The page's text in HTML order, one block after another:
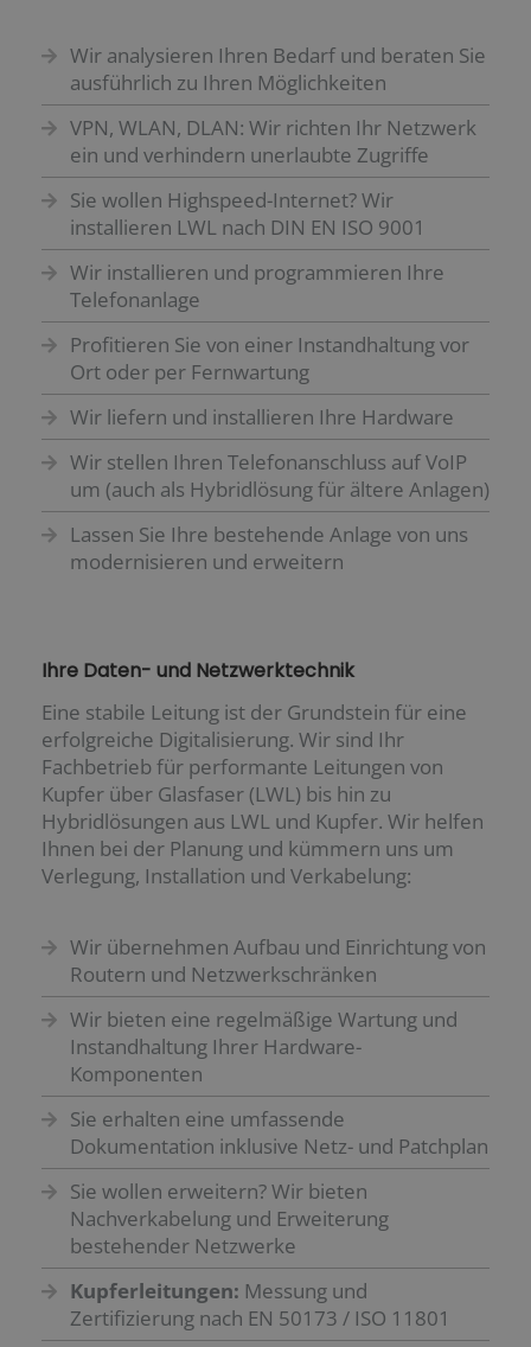
Wir analysieren Ihren Bedarf und beraten Sie
ausführlich zu Ihren Möglichkeiten
VPN, WLAN, DLAN: Wir richten Ihr Netzwerk
ein und verhindern unerlaubte Zugriffe
Sie wollen Highspeed-Internet? Wir
installieren LWL nach DIN EN ISO 9001
Wir installieren und programmieren Ihre
Telefonanlage
Profitieren Sie von einer Instandhaltung vor
Ort oder per Fernwartung
Wir liefern und installieren Ihre Hardware
Wir stellen Ihren Telefonanschluss auf VoIP
um (auch als Hybridlösung für ältere Anlagen)
Lassen Sie Ihre bestehende Anlage von uns
modernisieren und erweitern
Ihre Daten- und Netzwerktechnik
Eine stabile Leitung ist der Grundstein für eine
erfolgreiche Digitalisierung. Wir sind Ihr
Fachbetrieb für performante Leitungen von
Kupfer über Glasfaser (LWL) bis hin zu
Hybridlösungen aus LWL und Kupfer. Wir helfen
Ihnen bei der Planung und kümmern uns um
Verlegung, Installation und Verkabelung:
Wir übernehmen Aufbau und Einrichtung von
Routern und Netzwerkschränken
Wir bieten eine regelmäßige Wartung und
Instandhaltung Ihrer Hardware-
Komponenten
Sie erhalten eine umfassende
Dokumentation inklusive Netz- und Patchplan
Sie wollen erweitern? Wir bieten
Nachverkabelung und Erweiterung
bestehender Netzwerke
Kupferleitungen: Messung und
Zertifizierung nach EN 50173 / ISO 11801